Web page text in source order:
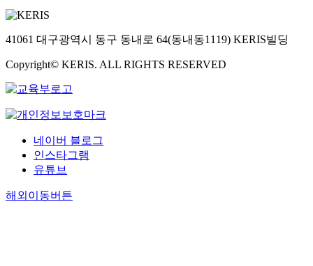
41061 대구광역시 동구 동내로 64(동내동1119) KERIS빌딩
Copyright© KERIS. ALL RIGHTS RESERVED
네이버 블로그
인스타그램
유튜브
해외이동버튼